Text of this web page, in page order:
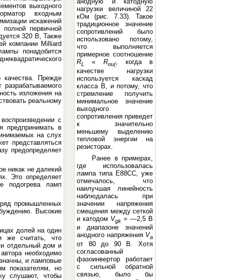
выходного
входным
искажений
первичной
320 В, Также
компании Milliard
понадобится
качества. Прежде
изложения на
реальному
с
предпринимать в
на слух
представляться
предопределяет
никак не далекий
Это определяет
подогрева ламп
промышленных
Высокие
долей на один
же считать, что
отдельный дом и
необходимо
и ламповые
показателям, но
слушают, чтобы
нагрузки величиной 22
кОм (рис. 7.33). Такое
традиционное значение
сопротивлений было
использовано потому,
что выполняется
примерное соотношение
RL « Rou(, когда в
качестве нагрузки
используется каскад
класса В, и потому, что
стремление получить
минимальное значение
выходного
сопротивления приведет
к значительно
меньшему выделению
тепловой энергии на
резисторах.
Ранее в примерах,
где использовалась
лампа типа Е88СС, уже
отмечалось, что
наилучшая линейность
наблюдалась при
значении напряжения
смещения между сеткой
и катодом Vgk = —2,5 В
и диапазоне значений
анодного напряжения Va
от 80 до 90 В. Хотя
согласованный
фазоинвертор работает
с сильной обратной
связью, было бы